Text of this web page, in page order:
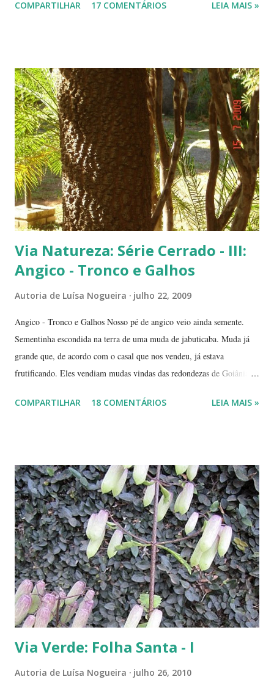
fachada do TJ. Flores e galhos retorcidos do flamboyant. Flores do
árvores dando as boas vindas na entrada de uma lanchonete, na
rodovia que liga Goiânia a Brasília ( Lanchonete Jerivá ).
Flamboyants do Jerivá Flamboyant amarelo - Este está em Brasília,
logo depois da Ponte das Garças - conhecida como 'a ponte do
(Conjunto Comercial) Gilberto Salomão', no sentid...
COMPARTILHAR 17 COMENTÁRIOS LEIA MAIS »
Via Natureza: Série Cerrado - III:
Angico - Tronco e Galhos
Autoria de Luísa Nogueira julho 22, 2009
Angico - Tronco e Galhos Nosso pé de angico veio ainda semente.
Sementinha escondida na terra de uma muda de jabuticaba. Muda já
grande que, de acordo com o casal que nos vendeu, já estava
frutificando. Eles vendiam mudas vindas das redondezas de Goiânia.
plantado a jabuticabeira, com bastante cuidado, regando-a
'compridinha' - que nessas alturas já estava do tamanho da
jabuticabeira. Foi aí que soubemos que tínhamos um pé de angico.
Eles nos disseram que de onde tinham plantado as mudas havia muito
angiqueiro. Alguma sementinha viajou junto. Pensamos mudá-lo para
outro lugar. Mas ele foi ficando. Quanto mais crescia, mais difícil seria
deslocá-lo. Hoje ele continua lá, coladinho ao pé de jabuticaba,
fazendo sombra para ...
COMPARTILHAR 18 COMENTÁRIOS LEIA MAIS »
Via Verde: Folha Santa - I
Autoria de Luísa Nogueira julho 26, 2010